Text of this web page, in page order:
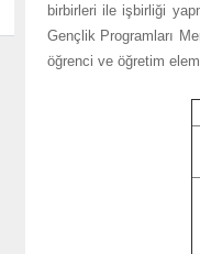
birbirleri ile işbirliği
Gençlik Programları
öğrenci ve öğretim